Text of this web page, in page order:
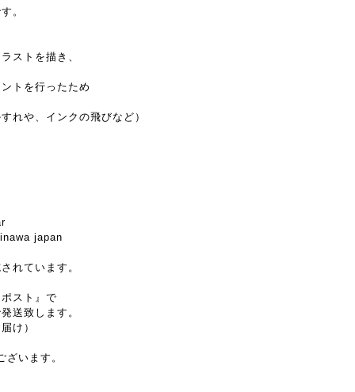
。
ストを描き、
トを行ったため
れや、インクの飛びなど）
japan
れています。
スト』で
送致します。
け）
います。